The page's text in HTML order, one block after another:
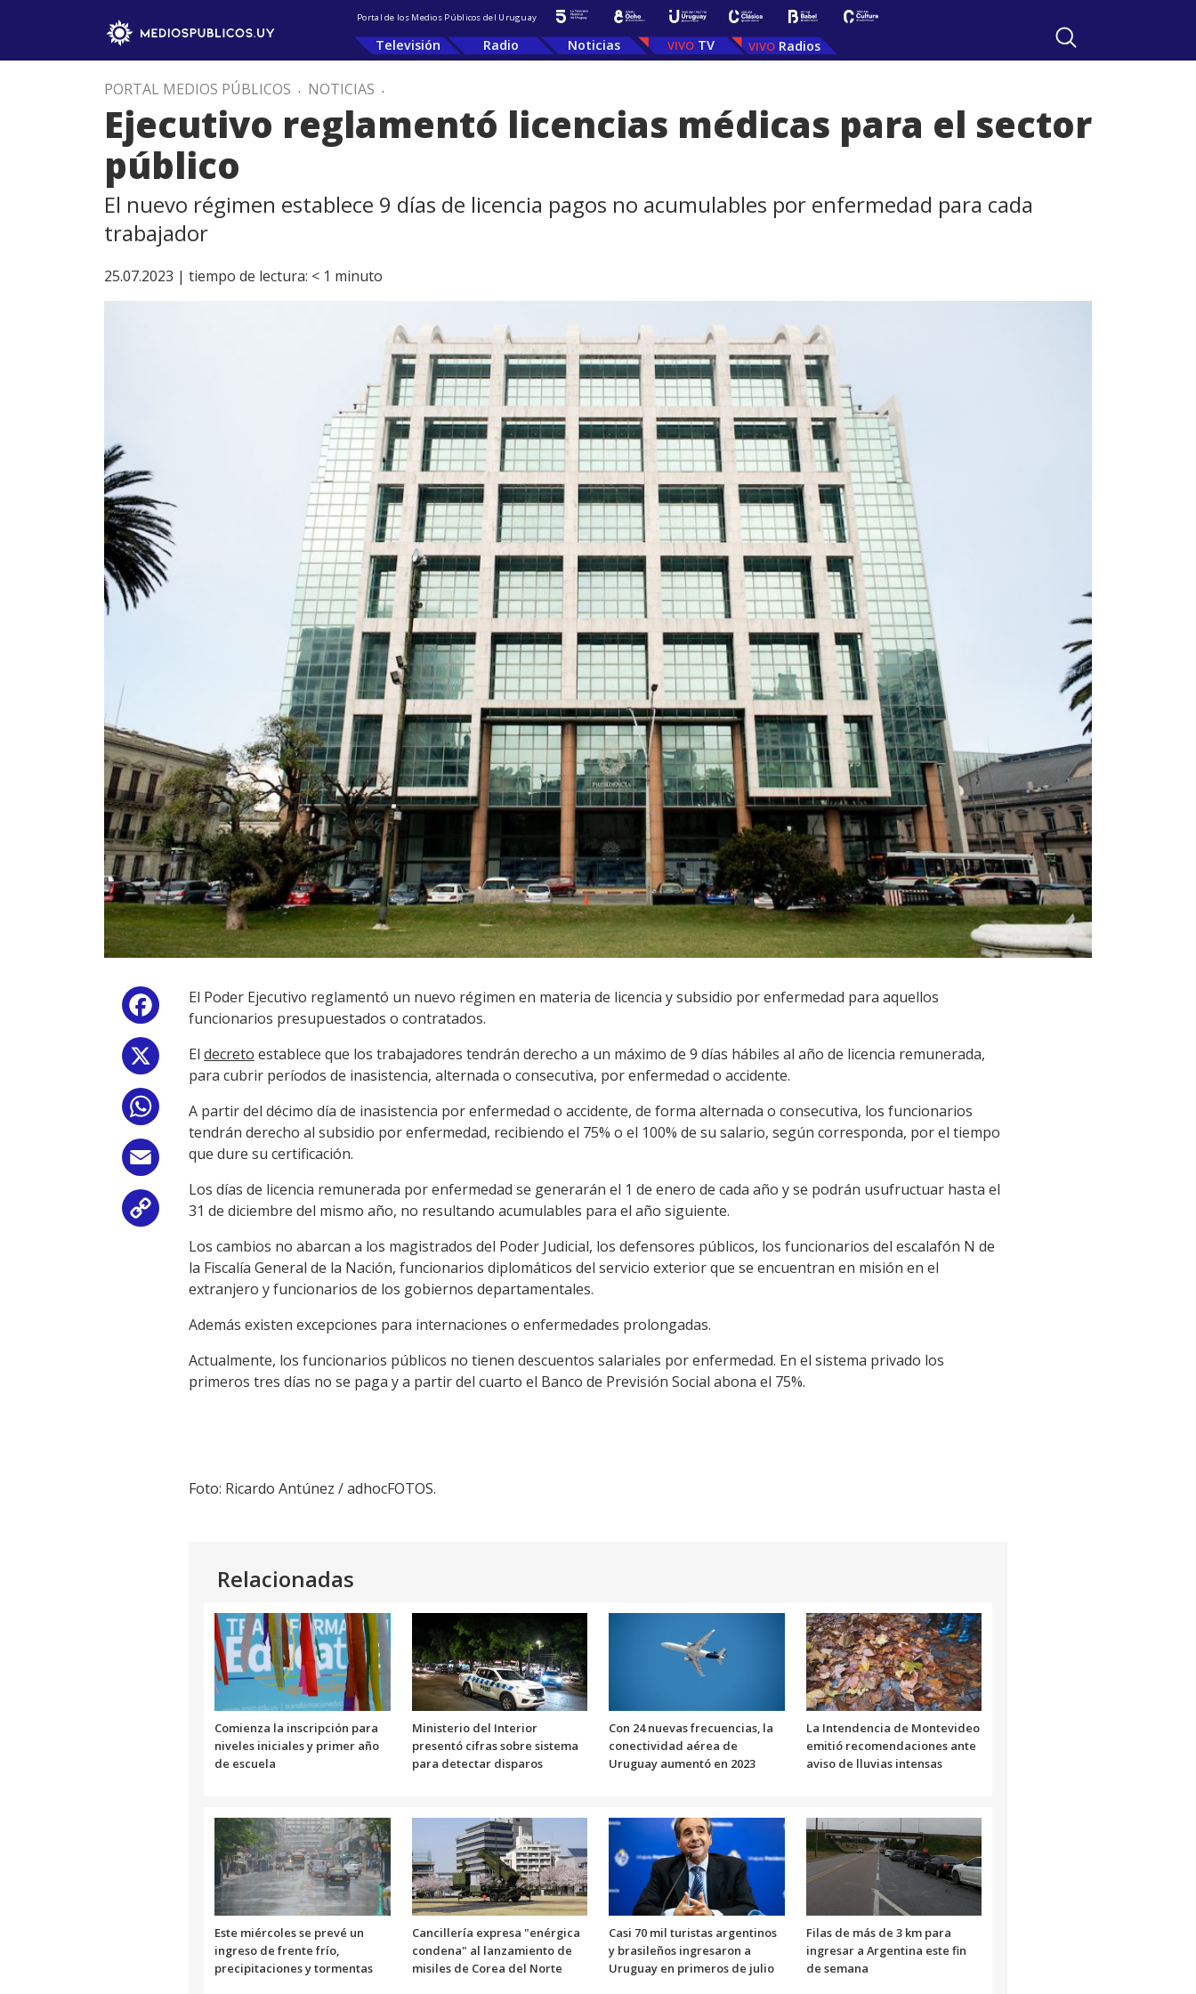
Portal de los Medios Públicos del Uruguay
Televisión Radio Noticias TV Radios
PORTAL MEDIOS PÚBLICOS . NOTICIAS .
Ejecutivo reglamentó licencias médicas para el sector
público
El nuevo régimen establece 9 días de licencia pagos no acumulables por enfermedad para cada
trabajador
25.07.2023 | tiempo de lectura: < 1 minuto
Facebook
WhatsApp
Email
Copy
Link
El Poder Ejecutivo reglamentó un nuevo régimen en materia de licencia y subsidio por enfermedad para aquellos
funcionarios presupuestados o contratados.
El decreto establece que los trabajadores tendrán derecho a un máximo de 9 días hábiles al año de licencia remunerada,
para cubrir períodos de inasistencia, alternada o consecutiva, por enfermedad o accidente.
A partir del décimo día de inasistencia por enfermedad o accidente, de forma alternada o consecutiva, los funcionarios
tendrán derecho al subsidio por enfermedad, recibiendo el 75% o el 100% de su salario, según corresponda, por el tiempo
que dure su certificación.
Los días de licencia remunerada por enfermedad se generarán el 1 de enero de cada año y se podrán usufructuar hasta el
31 de diciembre del mismo año, no resultando acumulables para el año siguiente.
Los cambios no abarcan a los magistrados del Poder Judicial, los defensores públicos, los funcionarios del escalafón N de
la Fiscalía General de la Nación, funcionarios diplomáticos del servicio exterior que se encuentran en misión en el
extranjero y funcionarios de los gobiernos departamentales.
Además existen excepciones para internaciones o enfermedades prolongadas.
Actualmente, los funcionarios públicos no tienen descuentos salariales por enfermedad. En el sistema privado los
primeros tres días no se paga y a partir del cuarto el Banco de Previsión Social abona el 75%.
Foto: Ricardo Antúnez / adhocFOTOS.
Relacionadas
Comienza la inscripción para
niveles iniciales y primer año
de escuela
Ministerio del Interior
presentó cifras sobre sistema
para detectar disparos
Con 24 nuevas frecuencias, la
conectividad aérea de
Uruguay aumentó en 2023
La Intendencia de Montevideo
emitió recomendaciones ante
aviso de lluvias intensas
Este miércoles se prevé un
ingreso de frente frío,
precipitaciones y tormentas
Cancillería expresa "enérgica
condena" al lanzamiento de
misiles de Corea del Norte
Casi 70 mil turistas argentinos
y brasileños ingresaron a
Uruguay en primeros de julio
Filas de más de 3 km para
ingresar a Argentina este fin
de semana